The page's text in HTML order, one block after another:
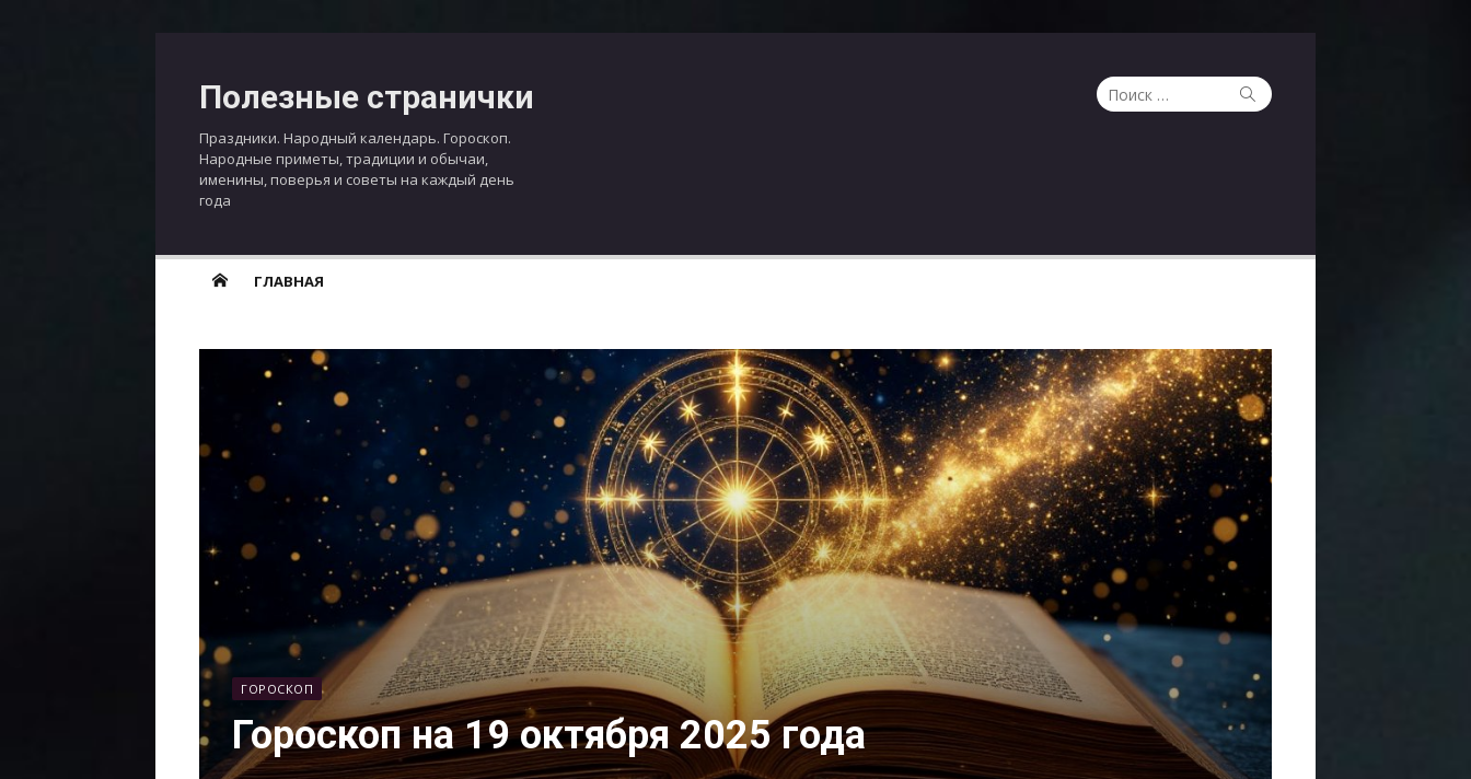
Полезные странички
Праздники. Народный календарь. Гороскоп.
Народные приметы, традиции и обычаи,
именины, поверья и советы на каждый день
года
Поиск
по:
Поиск
ГЛАВНАЯ
ГОРОСКОП
Гороскоп на 19 октября 2025 года